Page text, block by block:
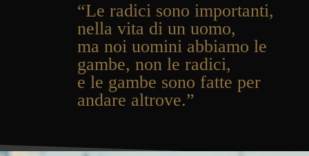
“Le radici sono importanti,
nella vita di un uomo,
ma noi uomini abbiamo le
gambe, non le radici,
e le gambe sono fatte per
andare altrove.”